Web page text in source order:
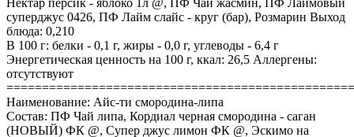
Нектар персик - яблоко 1л @, ПФ Чай жасмин, ПФ Лаймовый
суперджус 0426, ПФ Лайм слайс - круг (бар), Розмарин Выход
блюда: 0,210
В 100 г: белки - 0,1 г, жиры - 0,0 г, углеводы - 6,4 г
Энергетическая ценность на 100 г, ккал: 26,5 Аллергены:
отсутствуют
Наименование: Айс-ти смородина-липа
Состав: ПФ Чай липа, Кордиал черная смородина - саган
(НОВЫЙ) ФК @, Супер джус лимон ФК @, Эскимо на